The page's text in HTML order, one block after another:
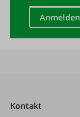
Anmelden
Kontakt